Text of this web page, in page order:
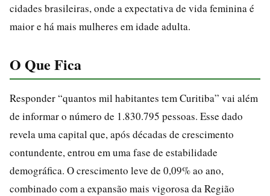
cidades brasileiras, onde a expectativa de vida feminina é
maior e há mais mulheres em idade adulta.
O Que Fica
Responder “quantos mil habitantes tem Curitiba” vai além
de informar o número de 1.830.795 pessoas. Esse dado
revela uma capital que, após décadas de crescimento
contundente, entrou em uma fase de estabilidade
demográfica. O crescimento leve de 0,09% ao ano,
combinado com a expansão mais vigorosa da Região